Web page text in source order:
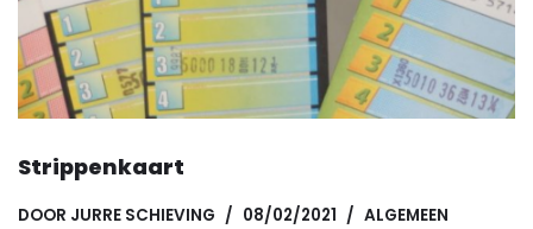
Strippenkaart
DOOR JURRE SCHIEVING 08/02/2021 ALGEMEEN